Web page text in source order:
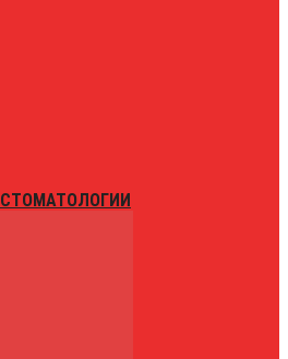
СТОМАТОЛОГИИ